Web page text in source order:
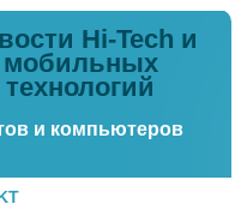
Hi-Tech и
мобильных
технологий
и компьютеров